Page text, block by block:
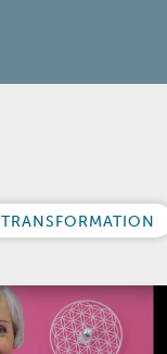
TRANSFORMATION